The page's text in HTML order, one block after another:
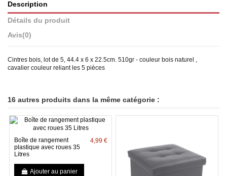
Description
Détails du produit
Avis(0)
Cintres bois, lot de 5, 44.4 x 6 x 22.5cm. 510gr - couleur bois naturel ,
cavalier couleur reliant les 5 pièces
16 autres produits dans la même catégorie :
Boîte de rangement
plastique avec roues 35
Litres
4,99 €
Ajouter au panier